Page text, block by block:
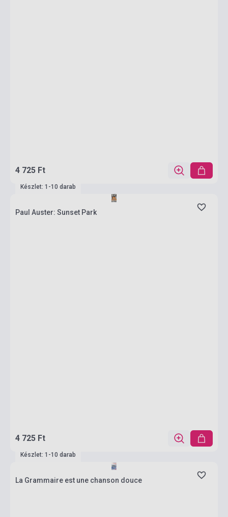
4 725 Ft
Készlet: 1-10 darab
Paul Auster: Sunset Park
4 725 Ft
Készlet: 1-10 darab
La Grammaire est une chanson douce